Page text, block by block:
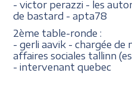
- victor perazzi - les
de bastard - apta78
2ème table-ronde :
- gerli aavik - chargée de
affaires sociales tallinn
- intervenant quebec